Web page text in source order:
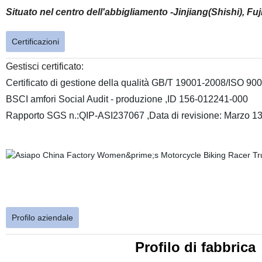
Situato nel centro dell'abbigliamento -Jinjiang(Shishi),
Certificazioni
Gestisci certificato:
Certificato di gestione della qualità GB/T 19001-2008/ISO
BSCI amfori Social Audit - produzione ,ID 156-012241-000
Rapporto SGS n.:QIP-ASI237067 ,Data di revisione: Marzo
Profilo aziendale
Profilo di fabbrica